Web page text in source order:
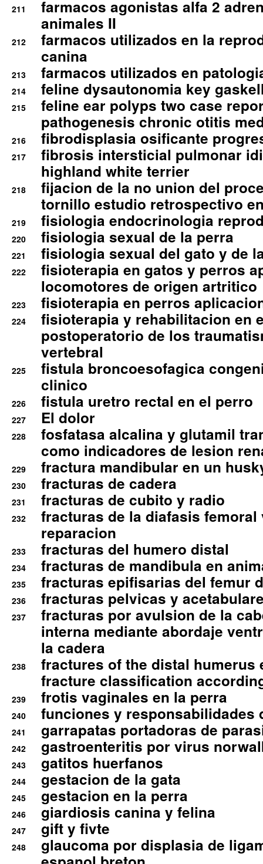
211
farmacos agonistas alfa 2
animales II
212
farmacos utilizados en la
canina
213 farmacos utilizados en
214 feline dysautonomia key
215
feline ear polyps two case
pathogenesis chronic otitis
216 fibrodisplasia osificante
217
fibrosis intersticial pulmonar
highland white terrier
218
fijacion de la no union del
tornillo estudio retrospectivo
219 fisiologia endocrinologia
220 fisiologia sexual de la perra
221 fisiologia sexual del gato y de
222
fisioterapia en gatos y perros
locomotores de origen artritico
223 fisioterapia en perros
224
fisioterapia y rehabilitacion en
postoperatorio de los
vertebral
225
fistula broncoesofagica
clinico
226 fistula uretro rectal en el perro
227 El dolor
228
fosfatasa alcalina y glutamil
como indicadores de lesion
229 fractura mandibular en un
230 fracturas de cadera
231 fracturas de cubito y radio
232
fracturas de la diafasis
reparacion
233 fracturas del humero distal
234 fracturas de mandibula en
235 fracturas epifisarias del femur
236 fracturas pelvicas y
237
fracturas por avulsion de la
interna mediante abordaje
la cadera
238
fractures of the distal humerus
fracture classification
239 frotis vaginales en la perra
240 funciones y responsabilidades
241 garrapatas portadoras de
242 gastroenteritis por virus
243 gatitos huerfanos
244 gestacion de la gata
245 gestacion en la perra
246 giardiosis canina y felina
247 gift y fivte
248
glaucoma por displasia de